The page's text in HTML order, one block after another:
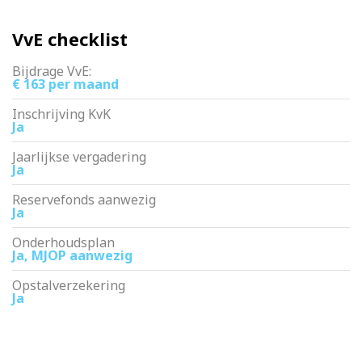
VvE checklist
Bijdrage VvE:
€ 163 per maand
Inschrijving KvK
Ja
Jaarlijkse vergadering
Ja
Reservefonds aanwezig
Ja
Onderhoudsplan
Ja, MJOP aanwezig
Opstalverzekering
Ja